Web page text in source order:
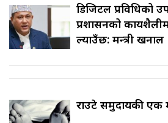
डिजिटल प्रविधिको
प्रशासनको
ल्याउँछ: मन्त्री खनाल
राउटे समुदायकी एक